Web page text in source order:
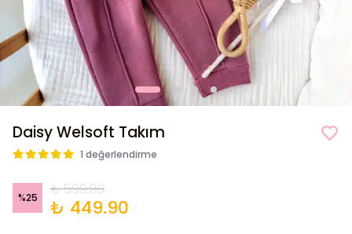
Daisy Welsoft Takım
1 değerlendirme
%25 ₺ 599.90
₺ 449.90